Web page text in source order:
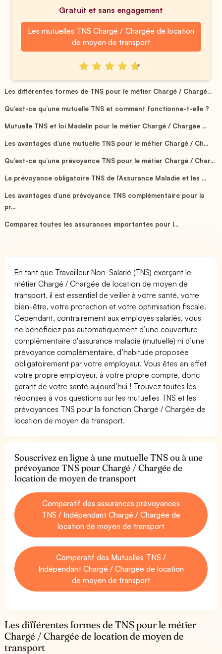
Gratuit et sans engagement
Les mutuelles TNS Chargé / Chargée de location
de moyen de transport
Les différentes formes de TNS pour le métier Chargé / Chargé...
Qu’est-ce qu’une mutuelle TNS et comment fonctionne-t-elle ?
Mutuelle TNS et loi Madelin pour le métier Chargé / Chargée ...
Les avantages d’une mutuelle TNS pour le métier Chargé / Ch...
Qu’est-ce qu’une prévoyance TNS pour le métier Chargé / Char...
La prévoyance obligatoire TNS de l’Assurance Maladie et les ...
Les avantages d’une prévoyance TNS complémentaire pour la
pr...
Comparez toutes les assurances importantes pour l...
En tant que Travailleur Non-Salarié (TNS) exerçant le
métier Chargé / Chargée de location de moyen de
transport, il est essentiel de veiller à votre santé, votre
bien-être, votre protection et votre optimisation fiscale.
Cependant, contrairement aux employés salariés, vous
ne bénéficiez pas automatiquement d’une couverture
complémentaire d'assurance maladie (mutuelle) ni d’une
prévoyance complémentaire, d’habitude proposée
obligatoirement par votre employeur. Vous êtes en effet
votre propre employeur, à votre propre compte, donc
garant de votre santé aujourd’hui ! Trouvez toutes les
réponses à vos questions sur les mutuelles TNS et les
prévoyances TNS pour la fonction Chargé / Chargée de
location de moyen de transport.
Souscrivez en ligne à une mutuelle TNS ou à une
prévoyance TNS pour Chargé / Chargée de
location de moyen de transport
Comparatif des assurances prévoyances
TNS / Indépendant Chargé / Chargée de
location de moyen de transport
Comparatif des Mutuelles TNS /
Indépendant Chargé / Chargée de location
de moyen de transport
Les différentes formes de TNS pour le métier
Chargé / Chargée de location de moyen de
transport